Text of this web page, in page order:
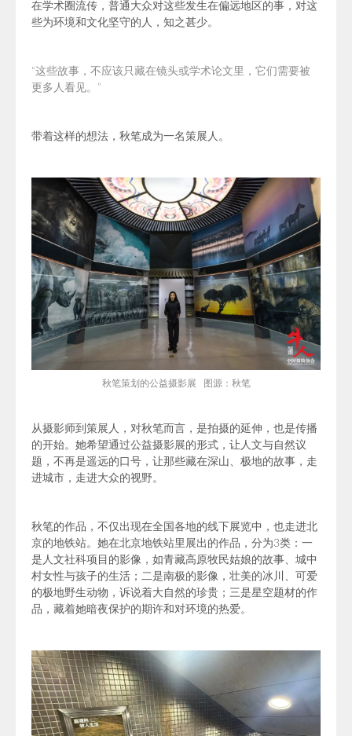
在学术圈流传，普通大众对这些发生在偏远地区的事，对这
些为环境和文化坚守的人，知之甚少。
“这些故事，不应该只藏在镜头或学术论文里，它们需要被
更多人看见。”
带着这样的想法，秋笔成为一名策展人。
秋笔策划的公益摄影展 图源：秋笔
从摄影师到策展人，对秋笔而言，是拍摄的延伸，也是传播
的开始。她希望通过公益摄影展的形式， 让人文与自然议
题，不再是遥远的口号， 让那些藏在深山、极地的故事，走
进城市，走进大众的视野。
秋笔的作品，不仅出现在全国各地的线下展览中，也走进北
京的地铁站。她在北京地铁站里展出的作品，分为3类：一
是人文社科项目的影像，如青藏高原牧民姑娘的故事、城中
村女性与孩子的生活；二是南极的影像，壮美的冰川、可爱
的极地野生动物，诉说着大自然的珍贵；三是星空题材的作
品，藏着她暗夜保护的期许和对环境的热爱。